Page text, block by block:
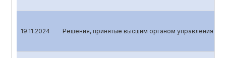
19.11.2024 Решения, принятые высшим органом управления